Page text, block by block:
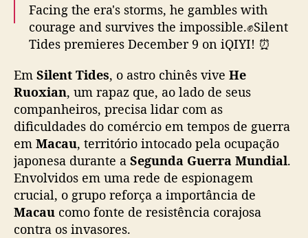
d
e
f
n
d
M
a
c
a
u
d
u
Facing the era's storms, he gambles with
courage and survives the impossible.✊️Silent
Tides premieres December 9 on iQIYI! ⏰
#renjialun #lanyingying #lichun #tankai
#maqiyue #zhaorunnan #wangfang
#huming #koji #zhutie #guojinglin
pic.twitter.com/1C2B2muihE
— iQIYI (@iQIYI)December 9, 2025
Em Silent Tides, o astro chinês vive He
Ruoxian, um rapaz que, ao lado de seus
companheiros, precisa lidar com as
dificuldades do comércio em tempos de guerra
em Macau, território intocado pela ocupação
japonesa durante a Segunda Guerra Mundial.
Envolvidos em uma rede de espionagem
crucial, o grupo reforça a importância de
Macau como fonte de resistência corajosa
contra os invasores.